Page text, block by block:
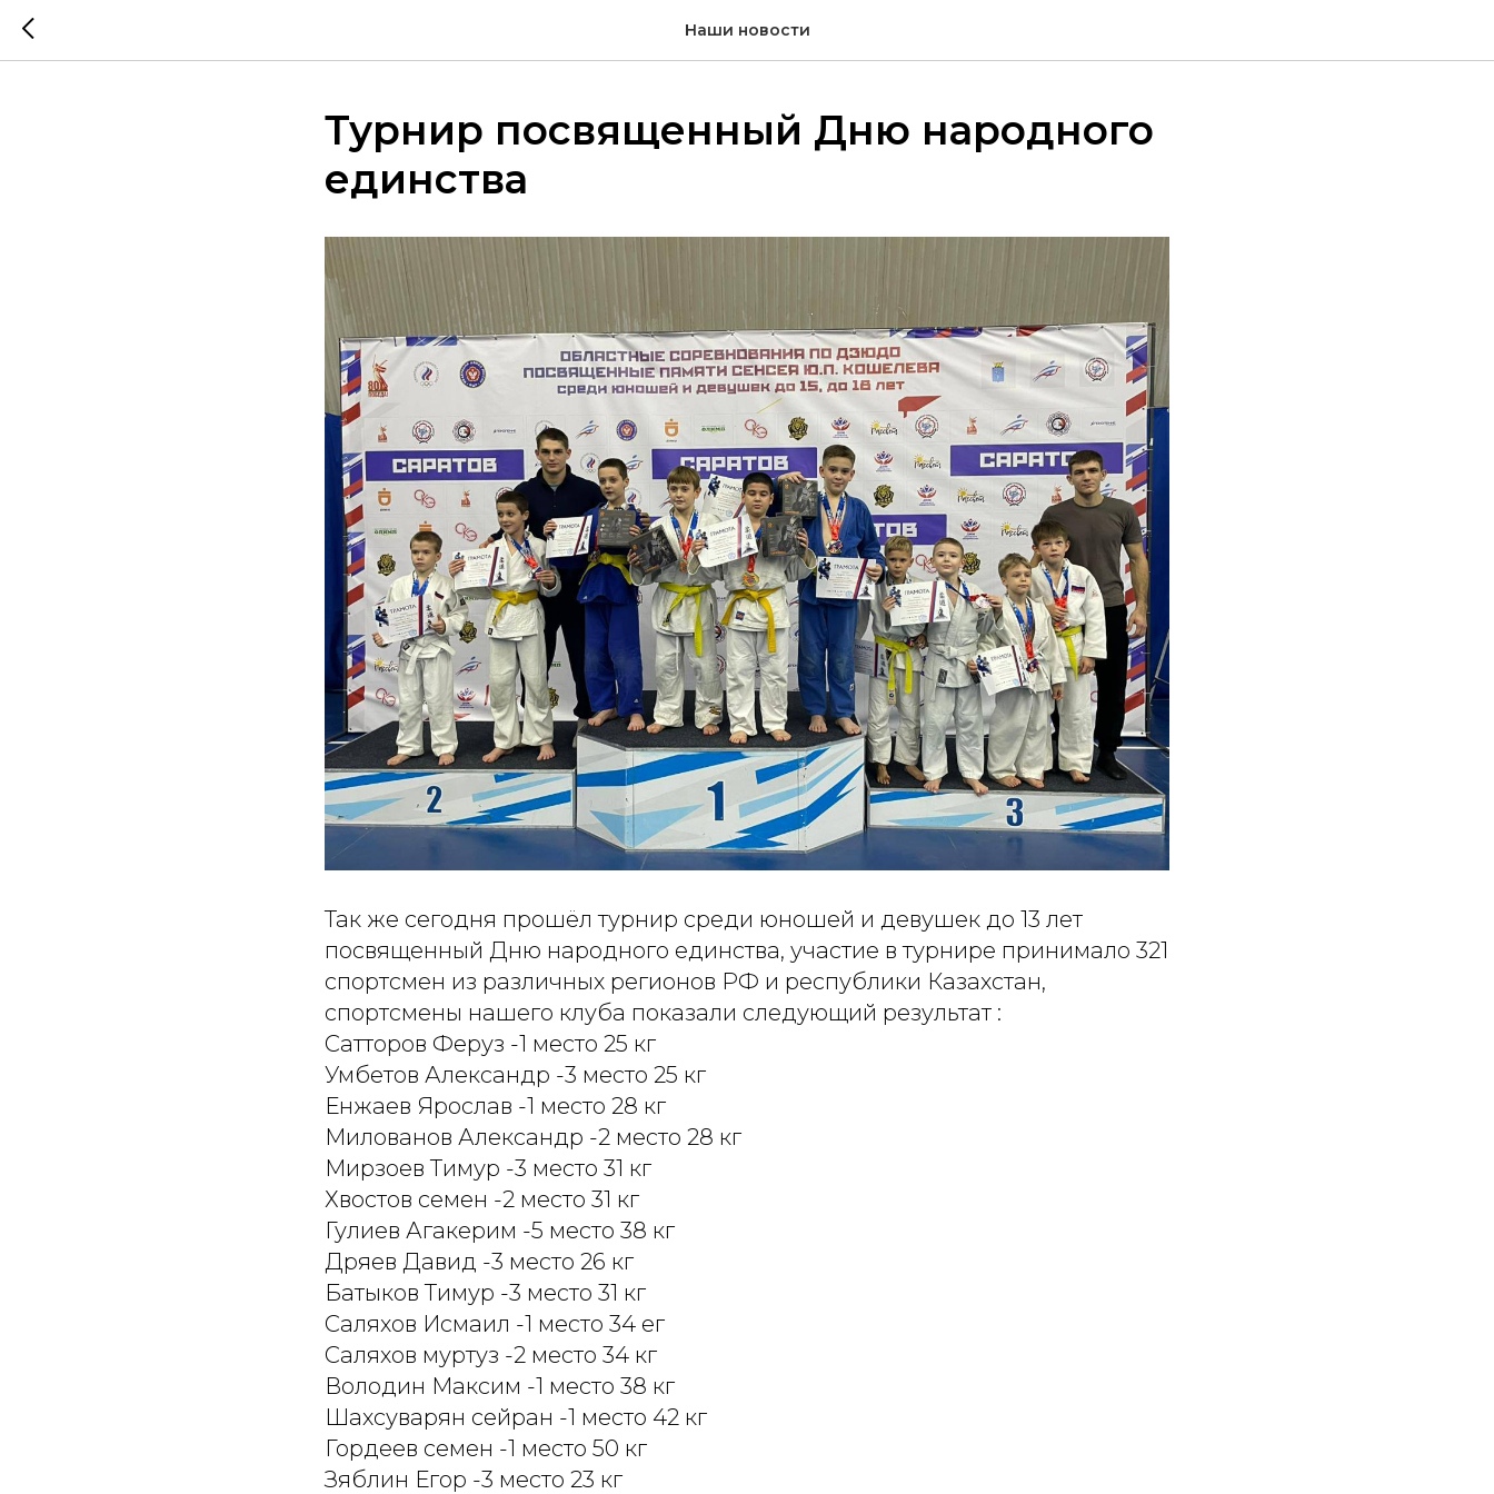
Наши новости
Турнир посвященный Дню народного
единства
Так же сегодня прошёл турнир среди юношей и девушек до 13 лет
посвященный Дню народного единства, участие в турнире принимало 321
спортсмен из различных регионов РФ и республики Казахстан,
спортсмены нашего клуба показали следующий результат :
Сатторов Феруз -1 место 25 кг
Умбетов Александр -3 место 25 кг
Енжаев Ярослав -1 место 28 кг
Милованов Александр -2 место 28 кг
Мирзоев Тимур -3 место 31 кг
Хвостов семен -2 место 31 кг
Гулиев Агакерим -5 место 38 кг
Дряев Давид -3 место 26 кг
Батыков Тимур -3 место 31 кг
Саляхов Исмаил -1 место 34 ег
Саляхов муртуз -2 место 34 кг
Володин Максим -1 место 38 кг
Шахсуварян сейран -1 место 42 кг
Гордеев семен -1 место 50 кг
Зяблин Егор -3 место 23 кг